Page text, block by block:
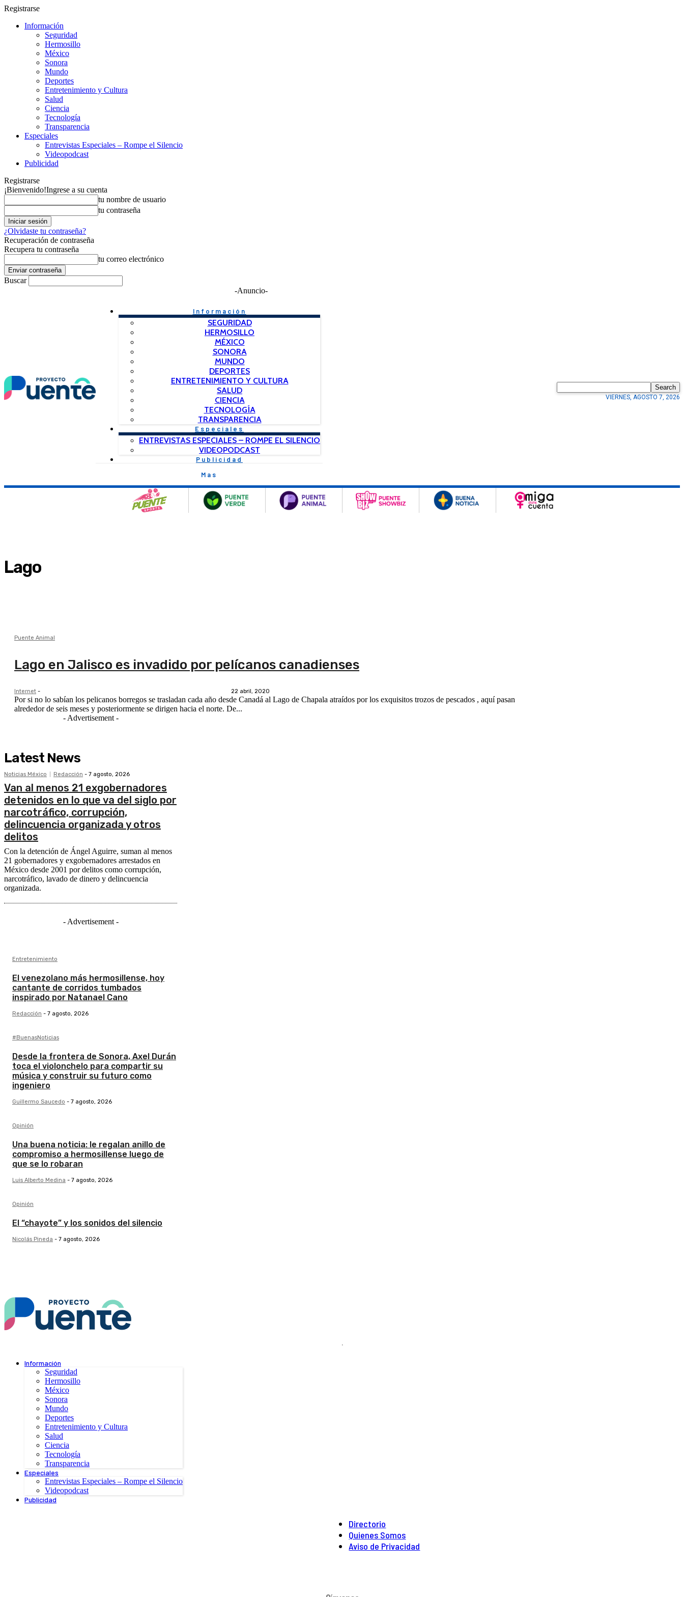
Registrarse
Información
Seguridad
Hermosillo
México
Sonora
Mundo
Deportes
Entretenimiento y Cultura
Salud
Ciencia
Tecnología
Transparencia
Especiales
Entrevistas Especiales – Rompe el Silencio
Videopodcast
Publicidad
Registrarse
¡Bienvenido!Ingrese a su cuenta
tu nombre de usuario
tu contraseña
¿Olvidaste tu contraseña?
Recuperación de contraseña
Recupera tu contraseña
tu correo electrónico
Buscar
-Anuncio-
Información
SEGURIDAD
HERMOSILLO
MÉXICO
SONORA
MUNDO
DEPORTES
ENTRETENIMIENTO Y CULTURA
SALUD
CIENCIA
TECNOLOGÍA
TRANSPARENCIA
Especiales
ENTREVISTAS ESPECIALES – ROMPE EL SILENCIO
VIDEOPODCAST
Publicidad
Mas
Search
VIERNES, AGOSTO 7, 2026
Lago
Puente Animal
Lago en Jalisco es invadido por pelícanos canadienses
Internet - 22 abril, 2020
Por si no lo sabían los pelicanos borregos se trasladan cada año desde Canadá al Lago de Chapala atraídos por los exquisitos trozos de pescados , aquí pasan
alrededor de seis meses y posteriormente se dirigen hacia el norte. De...
- Advertisement -
Latest News
Noticias México Redacción - 7 agosto, 2026
Van al menos 21 exgobernadores
detenidos en lo que va del siglo por
narcotráfico, corrupción,
delincuencia organizada y otros
delitos
Con la detención de Ángel Aguirre, suman al menos
21 gobernadores y exgobernadores arrestados en
México desde 2001 por delitos como corrupción,
narcotráfico, lavado de dinero y delincuencia
organizada.
- Advertisement -
Entretenimiento
El venezolano más hermosillense, hoy
cantante de corridos tumbados
inspirado por Natanael Cano
Redacción - 7 agosto, 2026
#BuenasNoticias
Desde la frontera de Sonora, Axel Durán
toca el violonchelo para compartir su
música y construir su futuro como
ingeniero
Guillermo Saucedo - 7 agosto, 2026
Opinión
Una buena noticia: le regalan anillo de
compromiso a hermosillense luego de
que se lo robaran
Luis Alberto Medina - 7 agosto, 2026
Opinión
El “chayote” y los sonidos del silencio
Nicolás Pineda - 7 agosto, 2026
.
Información
Seguridad
Hermosillo
México
Sonora
Mundo
Deportes
Entretenimiento y Cultura
Salud
Ciencia
Tecnología
Transparencia
Especiales
Entrevistas Especiales – Rompe el Silencio
Videopodcast
Publicidad
Directorio
Quienes Somos
Aviso de Privacidad